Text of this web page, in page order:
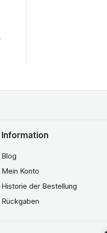
Information
Blog
Mein Konto
Historie der Bestellung
Rückgaben